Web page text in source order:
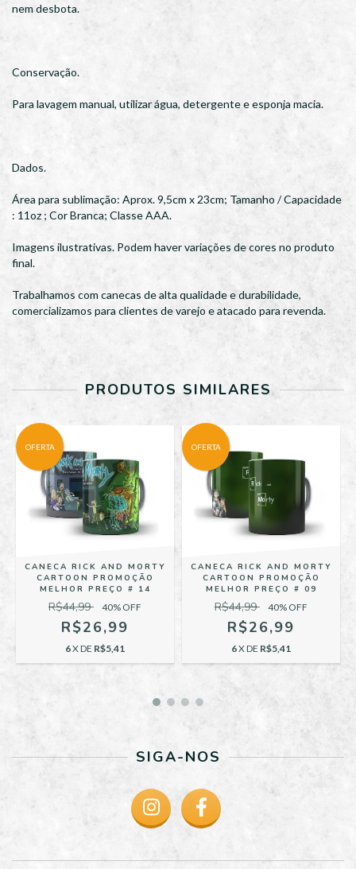
nem desbota.
Conservação.
Para lavagem manual, utilizar água, detergente e esponja macia.
Dados.
Área para sublimação: Aprox. 9,5cm x 23cm; Tamanho / Capacidade
: 11oz ; Cor Branca; Classe AAA.
Imagens ilustrativas. Podem haver variações de cores no produto
final.
Trabalhamos com canecas de alta qualidade e durabilidade,
comercializamos para clientes de varejo e atacado para revenda.
PRODUTOS SIMILARES
OFERTA
CANECA RICK AND MORTY
CARTOON PROMOÇÃO
MELHOR PREÇO # 14
R$44,99 40% OFF
R$26,99
6X DE R$5,41
OFERTA
CANECA RICK AND MORTY
CARTOON PROMOÇÃO
MELHOR PREÇO # 09
R$44,99 40% OFF
R$26,99
6X DE R$5,41
SIGA-NOS